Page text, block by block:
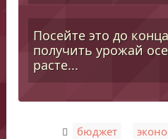
Посейте это до
получить урожай
расте...
бюджет